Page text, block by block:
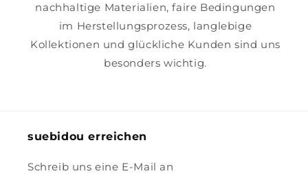
nachhaltige Materialien, faire Bedingungen
im Herstellungsprozess, langlebige
Kollektionen und glückliche Kunden sind uns
besonders wichtig.
suebidou erreichen
Schreib uns eine E-Mail an